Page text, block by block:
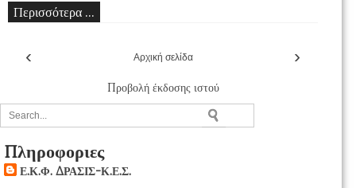
Περισσότερα ...
‹ ›
Αρχική σελίδα
Προβολή έκδοσης ιστού
Πληροφοριες
Ε.Κ.Φ. ΔΡΑΣΙΣ-Κ.Ε.Σ.